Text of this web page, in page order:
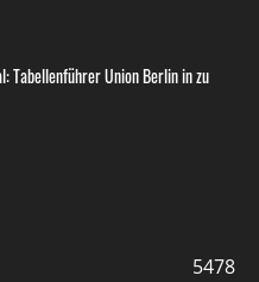
Tabellenführer Union Berlin in zu
5478